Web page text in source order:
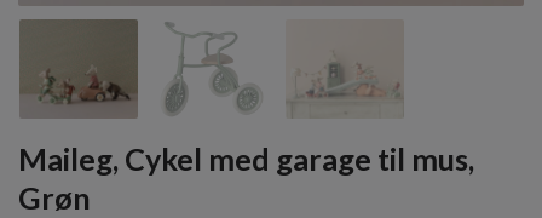
Maileg, Cykel med garage til mus,
Grøn